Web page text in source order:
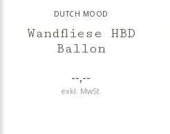
DUTCH MOOD
Wandfliese HBD
Ballon
--,--
exkl. MwSt.